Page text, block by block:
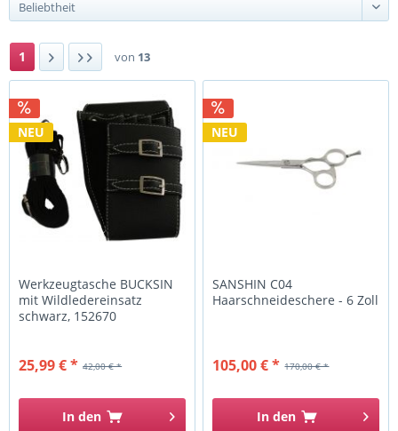
1 von 13
NEU
Werkzeugtasche BUCKSIN
mit Wildledereinsatz
schwarz, 152670
42,00 € *
25,99 € *
In den
NEU
SANSHIN C04
Haarschneideschere - 6 Zoll
170,00 € *
105,00 € *
In den